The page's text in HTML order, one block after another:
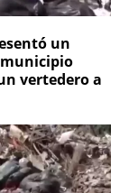
un
vertedero a